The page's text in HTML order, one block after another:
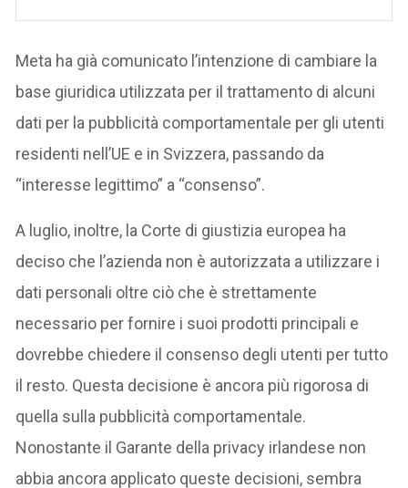
Meta ha già comunicato l’intenzione di cambiare la
base giuridica utilizzata per il trattamento di alcuni
dati per la pubblicità comportamentale per gli utenti
residenti nell’UE e in Svizzera, passando da
“interesse legittimo” a “consenso”.
A luglio, inoltre, la Corte di giustizia europea ha
deciso che l’azienda non è autorizzata a utilizzare i
dati personali oltre ciò che è strettamente
necessario per fornire i suoi prodotti principali e
dovrebbe chiedere il consenso degli utenti per tutto
il resto. Questa decisione è ancora più rigorosa di
quella sulla pubblicità comportamentale.
Nonostante il Garante della privacy irlandese non
abbia ancora applicato queste decisioni, sembra